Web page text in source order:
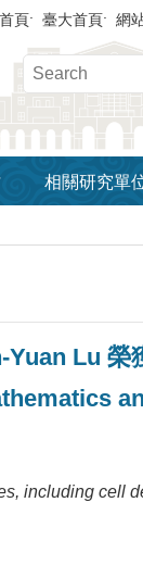
頁 臺大首頁 網
相關研究單
Yuan Lu 榮
including cell